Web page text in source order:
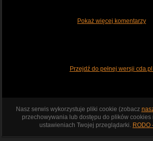
Pokaż więcej komentarzy
Przejdź do pełnej wersji cda.pl
Nasz serwis wykorzystuje pliki cookie (zobacz
przechowywania lub dostępu do plików cookies
ustawieniach Twojej przeglądarki. RODO